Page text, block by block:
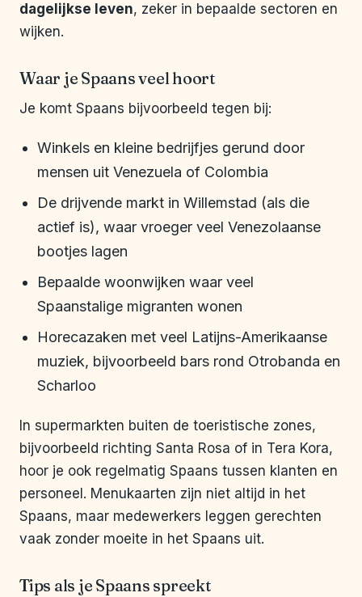
dagelijkse leven, zeker in bepaalde sectoren en
wijken.
Waar je Spaans veel hoort
Je komt Spaans bijvoorbeeld tegen bij:
Winkels en kleine bedrijfjes gerund door
mensen uit Venezuela of Colombia
De drijvende markt in Willemstad (als die
actief is), waar vroeger veel Venezolaanse
bootjes lagen
Bepaalde woonwijken waar veel
Spaanstalige migranten wonen
Horecazaken met veel Latijns-Amerikaanse
muziek, bijvoorbeeld bars rond Otrobanda en
Scharloo
In supermarkten buiten de toeristische zones,
bijvoorbeeld richting Santa Rosa of in Tera Kora,
hoor je ook regelmatig Spaans tussen klanten en
personeel. Menukaarten zijn niet altijd in het
Spaans, maar medewerkers leggen gerechten
vaak zonder moeite in het Spaans uit.
Tips als je Spaans spreekt